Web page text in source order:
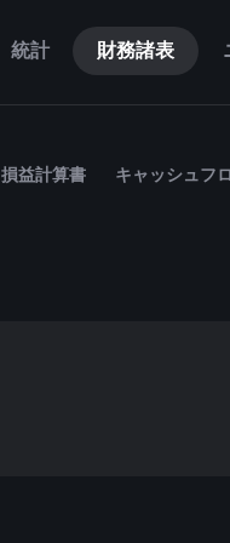
統計 財務諸表
損益計算書 キャッシュフ